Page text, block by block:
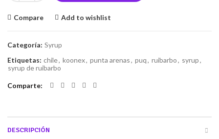
Compare Add to wishlist
Categoría: Syrup
Etiquetas: chile, koonex, punta arenas, puq, ruibarbo, syrup,
syrup de ruibarbo
Comparte
DESCRIPCIÓN